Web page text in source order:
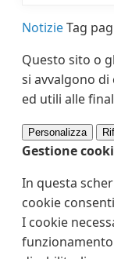
NotizieTag
Questo sito o
si avvalgono
ed utili alle
Personalizza
Gestione
In questa
cookie
I cookie